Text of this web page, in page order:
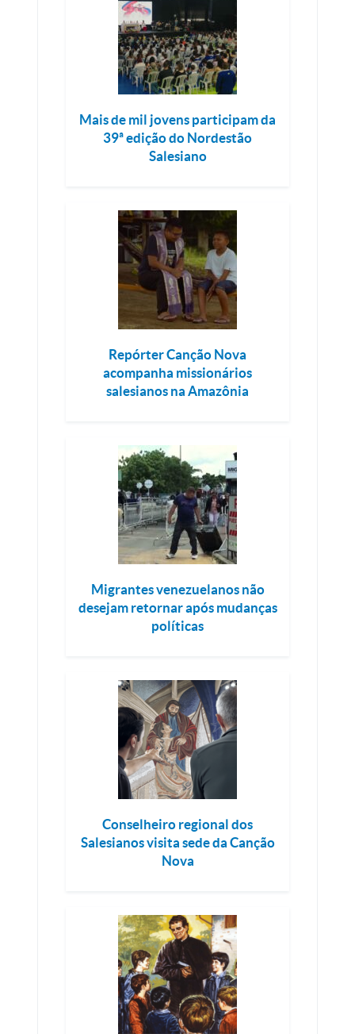
Mais de mil jovens participam da
39ª edição do Nordestão
Salesiano
Repórter Canção Nova
acompanha missionários
salesianos na Amazônia
Migrantes venezuelanos não
desejam retornar após mudanças
políticas
Conselheiro regional dos
Salesianos visita sede da Canção
Nova